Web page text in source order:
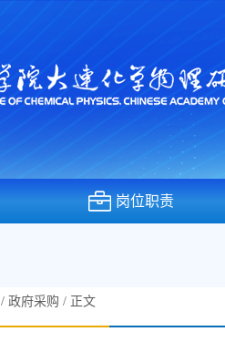
岗位职责
/ 政府采购 / 正文